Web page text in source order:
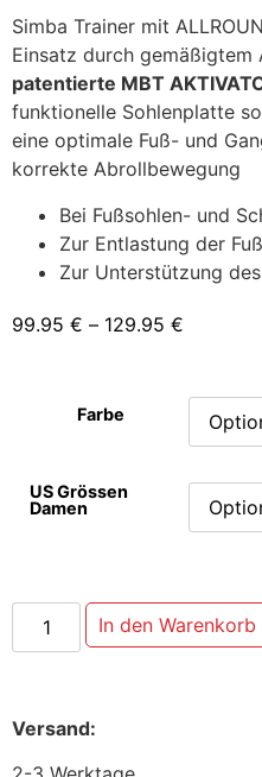
Simba Trainer mit
Einsatz durch gemäßigtem
patentierte MBT
funktionelle Sohlenplatte
eine optimale Fuß- und
korrekte Abrollbewegung
Bei Fußsohlen- und
Zur Entlastung der
Zur Unterstützung
99.95 € – 129.95 €
Farbe
US Grössen
Damen
In den Warenkorb
Versand: